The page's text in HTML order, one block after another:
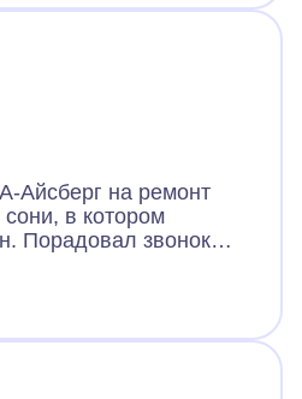
Айсберг на ремонт
сони, в котором
Порадовал звонок
что он
же дня. Так и
телефон, что-